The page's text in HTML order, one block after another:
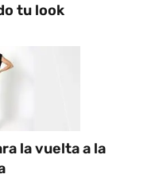
tu look
la vuelta a la